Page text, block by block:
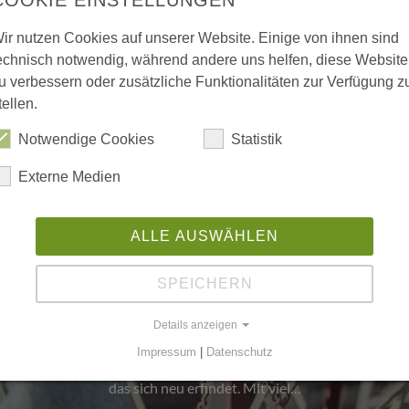
Manufaktur für
steht der Name Kurth für Qualität,
— doch in den letzten Jahren hat sich vieles
für die industrielle Möbelproduktion ist ein junges,
das sich neu erfindet. Mit viel…
nutzen Cookies auf unserer Website. Einige von ihnen sind
notwendig, während andere uns helfen, diese Website
verbessern oder zusätzliche Funktionalitäten zur Verfügung
Notwendige Cookies Statistik
Externe Medien
ALLE AUSWÄHLEN
SPEICHERN
Details anzeigen
Impressum | Datenschutz